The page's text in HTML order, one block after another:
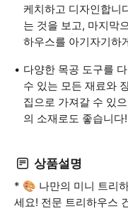
케치하고 디자인합니
는 것을 보고, 마지막
하우스를 아기자기하
다양한 목공 도구를
수 있는 모든 재료와
집으로 가져갈 수 있
의 소재로도 좋습니다!
상품설명
* 🎨 나만의 미니 트리
세요! 전문 트리하우스